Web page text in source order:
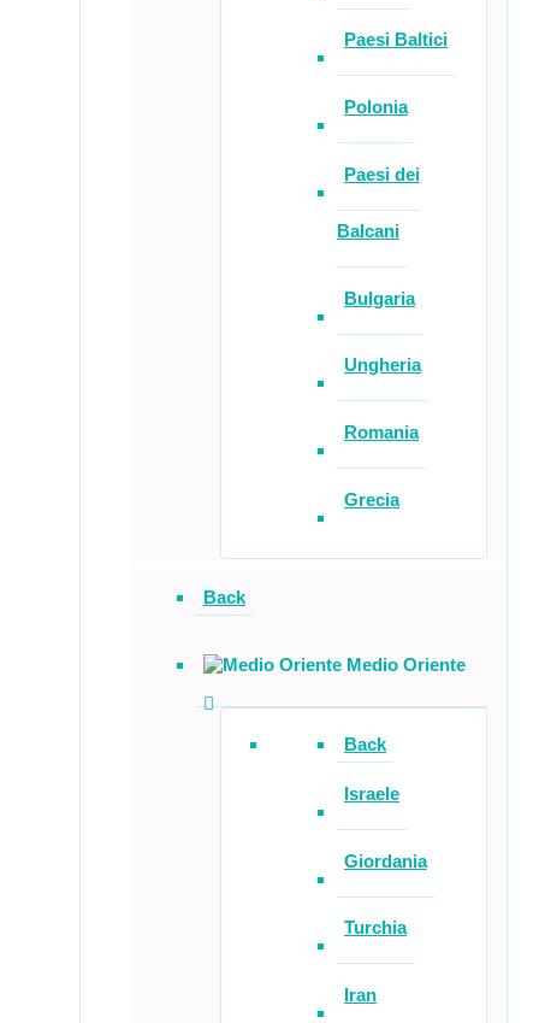
Paesi Baltici
Polonia
Paesi dei
Balcani
Bulgaria
Ungheria
Romania
Grecia
Back
Medio Oriente
Back
Israele
Giordania
Turchia
Iran